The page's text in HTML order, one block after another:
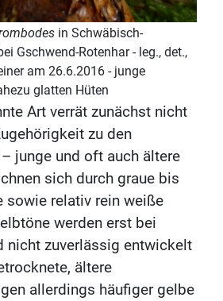
in Schwäbisch-
Gschwend-Rotenhar - leg., det.,
am 26.6.2016 - junge
glatten Hüten
Art verrät zunächst nicht
zu den
junge und oft auch ältere
sich durch graue bis
sowie relativ rein weiße
werden erst bei
nicht zuverlässig entwickelt
ältere
allerdings häufiger gelbe